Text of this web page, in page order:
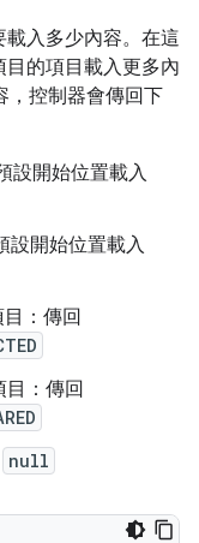
入多少內容。在這
的項目載入更多內
，控制器會傳回下
設開始位置載入
設開始位置載入
：傳回
：傳回
null